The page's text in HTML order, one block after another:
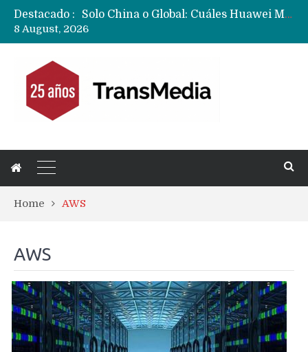
Destacado :
Data Centers de Huawei en Chile, México, Brasil,Perú y Argentina podrían verse afectados por arremetida de EE.UU
8 August, 2026
Home AWS
AWS